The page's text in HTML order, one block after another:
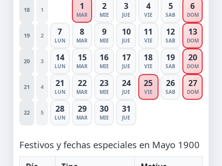
18 1 1
MAR
2
MIE
3
JUE
4
VIE
5
SAB
6
DOM
19 2 7
LUN
8
MAR
9
MIE
10
JUE
11
VIE
12
SAB
13
DOM
20 3 14
LUN
15
MAR
16
MIE
17
JUE
18
VIE
19
SAB
20
DOM
21 4 21
LUN
22
MAR
23
MIE
24
JUE
25
VIE
26
SAB
27
DOM
22 5 28
LUN
29
MAR
30
MIE
31
JUE
Festivos y fechas especiales en Mayo 1900